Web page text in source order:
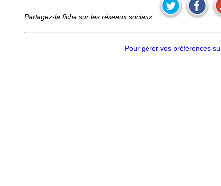
Partagez-la fiche sur les réseaux sociaux :
Pour gérer vos préférences